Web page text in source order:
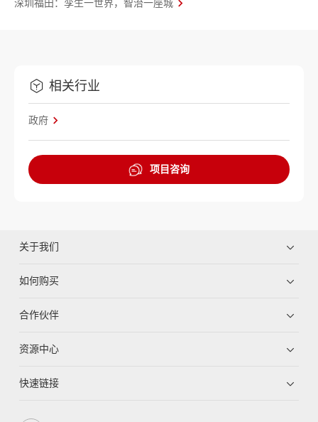
深圳福田：孪生一世界，智治一座城
相关行业
政府
项目咨询
关于我们
如何购买
合作伙伴
资源中心
快速链接